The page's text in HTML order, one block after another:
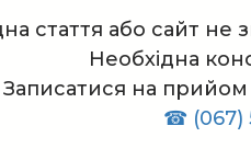
стаття або сайт не
Необхідна
Записатися на прийом
☎ (067)